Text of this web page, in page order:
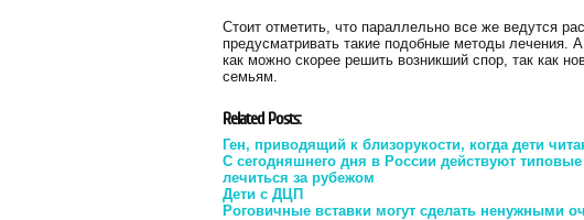
Стоит отметить, что параллельно все же ведутся
предусматривать такие подобные методы лечения.
как можно скорее решить возникший спор, так как
семьям.
Related Posts:
Ген, приводящий к близорукости, когда дети
С сегодняшнего дня в России действуют
лечиться за рубежом
Дети с ДЦП
Роговичные вставки могут сделать ненужными